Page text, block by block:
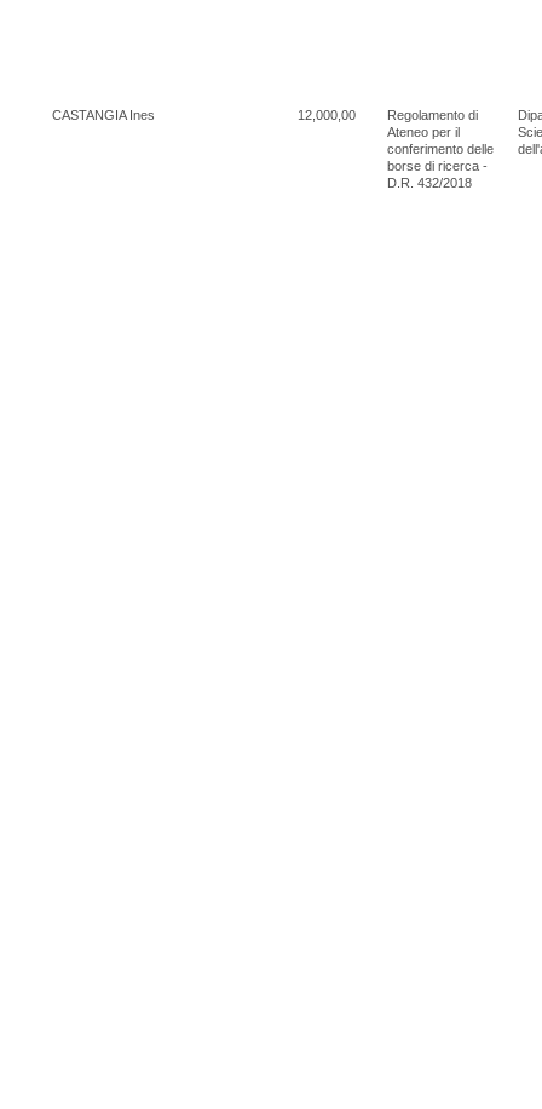
CASTANGIA Ines 12,000,00
Regolamento di
Ateneo per il
conferimento delle
borse di ricerca -
D.R. 432/2018